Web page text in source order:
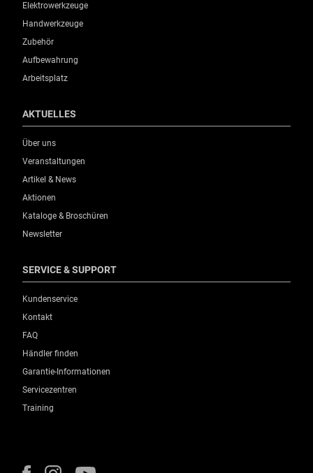
Elektrowerkzeuge
Handwerkzeuge
Zubehör
Aufbewahrung
Arbeitsplatz
AKTUELLES
Über uns
Veranstaltungen
Artikel & News
Aktionen
Kataloge & Broschüren
Newsletter
SERVICE & SUPPORT
Kundenservice
Kontakt
FAQ
Händler finden
Garantie-Informationen
Servicezentren
Training